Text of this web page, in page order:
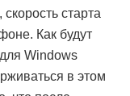
старта
Как будут
Windows
в этом